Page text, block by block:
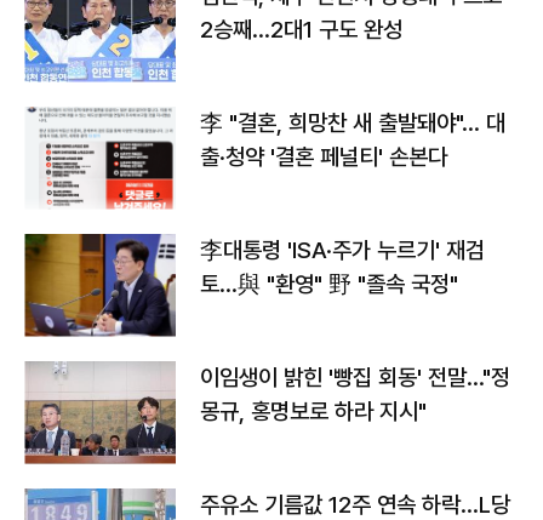
2승째…2대1 구도 완성
李 "결혼, 희망찬 새 출발돼야"… 대
출·청약 '결혼 페널티' 손본다
李대통령 'ISA·주가 누르기' 재검
토…與 "환영" 野 "졸속 국정"
이임생이 밝힌 '빵집 회동' 전말…"정
몽규, 홍명보로 하라 지시"
주유소 기름값 12주 연속 하락…L당